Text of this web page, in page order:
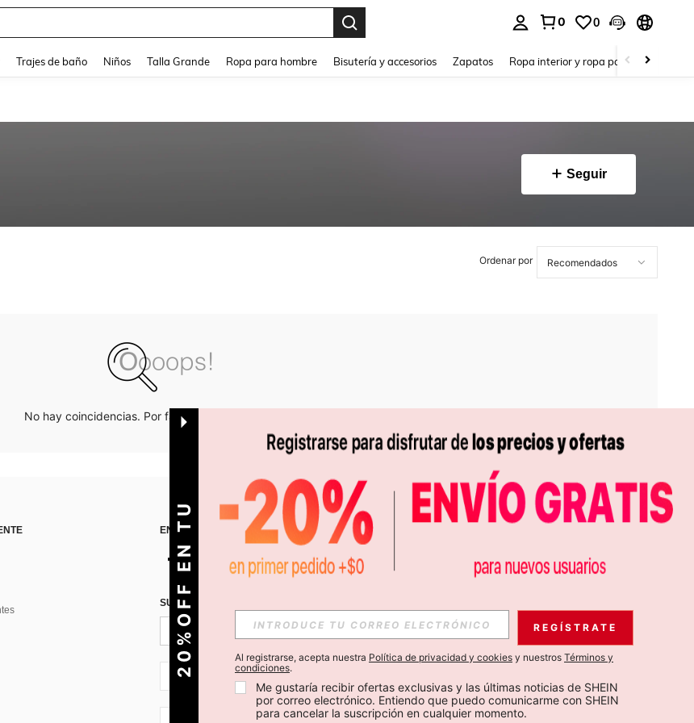
0 0
Trajes de baño Niños Talla Grande Ropa para hombre Bisutería y accesorios Zapatos Ropa interior y ropa para dormir
Seguir
Ordenar por
No hay coincidencias. Por favor inténtalo de nuevo.
ENCUÉNTRANOS EN APP
SUSCRÍBETE PARA RECIBIR OFERTAS EXCLUSIVAS, PROMOCIONES Y NOTICIAS DE SHEIN
Suscribir
CL + 56
2
0
%
O
F
F
E
N
T
U
P
R
I
M
E
R
P
E
D
I
D REGÍSTRATE
Al registrarse, acepta nuestra Política de privacidad y cookies y nuestros Términos y
condiciones.
Me gustaría recibir ofertas exclusivas y las últimas noticias de SHEIN
por correo electrónico. Entiendo que puedo comunicarme con SHEIN
para cancelar la suscripción en cualquier momento.